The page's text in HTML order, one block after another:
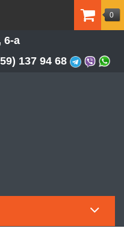
6-а
137 94 68
0